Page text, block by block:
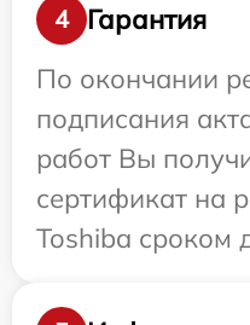
4
Гарантия
По окончании
подписания
работ Вы
сертификат на
Toshiba сроком